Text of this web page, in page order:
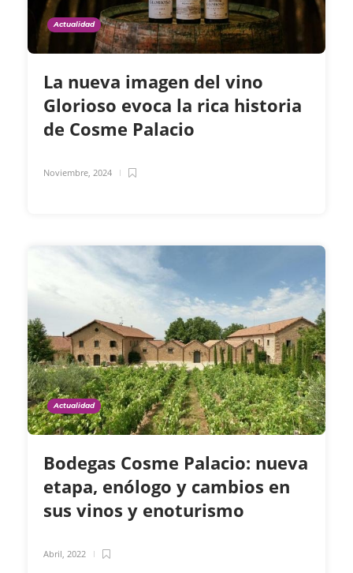
Actualidad
La nueva imagen del vino
Glorioso evoca la rica historia
de Cosme Palacio
Noviembre, 2024
Actualidad
Bodegas Cosme Palacio: nueva
etapa, enólogo y cambios en
sus vinos y enoturismo
Abril, 2022